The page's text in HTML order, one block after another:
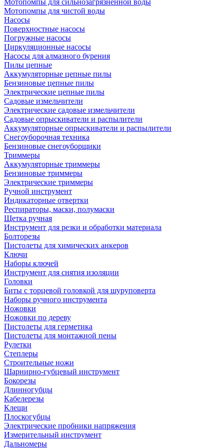
Мотопомпы для сильнозагрязненной воды
Мотопомпы для чистой воды
Насосы
Поверхностные насосы
Погружные насосы
Циркуляционные насосы
Насосы для алмазного бурения
Пилы цепные
Аккумуляторные цепные пилы
Бензиновые цепные пилы
Электрические цепные пилы
Садовые измельчители
Электрические садовые измельчители
Садовые опрыскиватели и распылители
Аккумуляторные опрыскиватели и распылители
Снегоуборочная техника
Бензиновые снегоуборщики
Триммеры
Аккумуляторные триммеры
Бензиновые триммеры
Электрические триммеры
Ручной инструмент
Индикаторные отвертки
Респираторы, маски, полумаски
Щетка ручная
Инструмент для резки и обработки материала
Болторезы
Пистолеты для химических анкеров
Ключи
Наборы ключей
Инструмент для снятия изоляции
Головки
Биты с торцевой головкой для шуруповерта
Наборы ручного инструмента
Ножовки
Ножовки по дереву
Пистолеты для герметика
Пистолеты для монтажной пены
Рулетки
Степлеры
Строительные ножи
Шарнирно-губцевый инструмент
Бокорезы
Длинногубцы
Кабелерезы
Клещи
Плоскогубцы
Электрические пробники напряжения
Измерительный инструмент
Дальномеры